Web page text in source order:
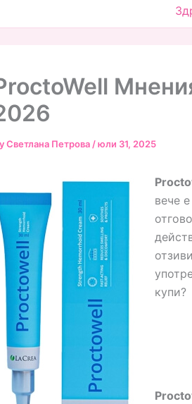
Светлана Петрова /юли 31, 2025
вече
купи?